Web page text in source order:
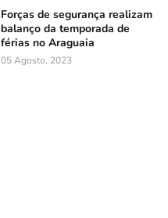
Forças de segurança realizam
balanço da temporada de
férias no Araguaia
05 Agosto, 2023